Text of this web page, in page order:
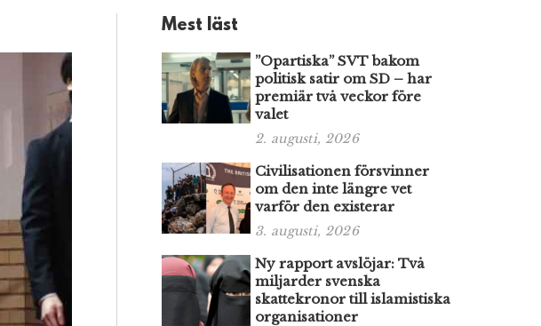
Mest läst
”Opartiska” SVT bakom
politisk satir om SD – har
premiär två veckor före
valet
2. augusti, 2026
Civilisationen försvinner
om den inte längre vet
varför den existerar
3. augusti, 2026
Ny rapport avslöjar: Två
miljarder svenska
skattekronor till islamistiska
organisationer